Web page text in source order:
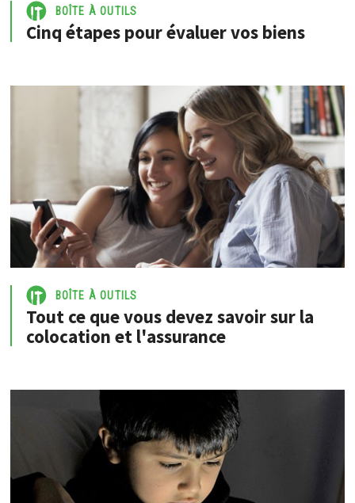
BOÎTE À OUTILS
Cinq étapes pour évaluer vos biens
BOÎTE À OUTILS
Tout ce que vous devez savoir sur la
colocation et l'assurance